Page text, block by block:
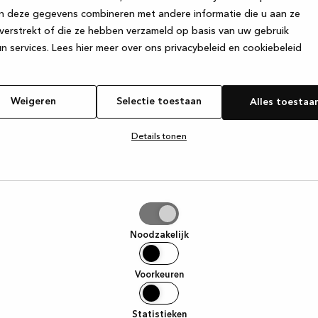
deze gegevens combineren met andere informatie die u aan ze
of die ze hebben verzameld op basis van uw gebruik
services. Lees hier meer over ons privacybeleid en cookiebeleid
Weigeren Selectie toestaan Alles
Details tonen
Noodzakelijk
Voorkeuren
Statistieken
has occurred while loadingwww.kvik.be (see the